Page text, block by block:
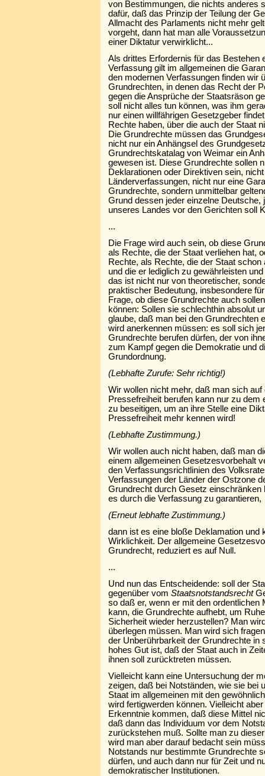
von Bestimmungen, die nichts anderes
dafür, daß das Prinzip der Teilung der
Allmacht des Parlaments nicht mehr
vorgeht, dann hat man alle
einer Diktatur verwirklicht...
Als drittes Erfordernis für das Bestehen
Verfassung gilt im allgemeinen die
den modernen Verfassungen finden wir
Grundrechten, in denen das Recht der
gegen die Ansprüche der Staatsräson
soll nicht alles tun können, was ihm
nur einen willfährigen Gesetzgeber
Rechte haben, über die auch der Staat
Die Grundrechte müssen das
nicht nur ein Anhängsel des
Grundrechtskatalag von Weimar ein
gewesen ist. Diese Grundrechte sollen
Deklarationen oder Direktiven sein,
Länderverfassungen, nicht nur eine
Grundrechte, sondern unmittelbar
Grund dessen jeder einzelne Deutsche,
unseres Landes vor den Gerichten soll
...
Die Frage wird auch sein, ob diese
als Rechte, die der Staat verliehen hat,
Rechte, als Rechte, die der Staat schon
und die er lediglich zu gewährleisten
das ist nicht nur von theoretischer,
praktischer Bedeutung, insbesondere
Frage, ob diese Grundrechte auch
können: Sollen sie schlechthin absolut
glaube, daß man bei den Grundrechten
wird anerkennen müssen: es soll sich
Grundrechte berufen dürfen, der von
zum Kampf gegen die Demokratie und
Grundordnung.
(Lebhafte Zurufe: Sehr richtig!)
Wir wollen nicht mehr, daß man sich
Pressefreiheit berufen kann nur zu dem
zu beseitigen, um an ihre Stelle eine
Pressefreiheit mehr kennen wird!
(Lebhafte Zustimmung.)
Wir wollen auch nicht haben, daß man
einem allgemeinen Gesetzesvorbehalt
den Verfassungsrichtlinien des
Verfassungen der Länder der Ostzone
Grundrecht durch Gesetz einschränken
es durch die Verfassung zu garantieren,
(Erneut lebhafte Zustimmung.)
dann ist es eine bloße Deklamation und
Wirklichkeit. Der allgemeine
Grundrecht, reduziert es auf Null.
...
Und nun das Entscheidende: soll der
gegenüber vomStaatsnotstandsrecht
so daß er, wenn er mit den ordentlichen
kann, die Grundrechte aufhebt, um
Sicherheit wieder herzustellen? Man
überlegen müssen. Man wird sich
der Unberührbarkeit der Grundrechte in
hohes Gut ist, daß der Staat auch in
ihnen soll zurücktreten müssen.
Vielleicht kann eine Untersuchung der
zeigen, daß bei Notständen, wie sie bei
Staat im allgemeinen mit den
wird fertigwerden können. Vielleicht
Erkenntnie kommen, daß diese Mittel
daß dann das Individuum vor dem
zurückstehen muß. Sollte man zu
wird man aber darauf bedacht sein
Notstands nur bestimmte Grundrechte
dürfen, und auch dann nur für Zeit und
demokratischer Institutionen.